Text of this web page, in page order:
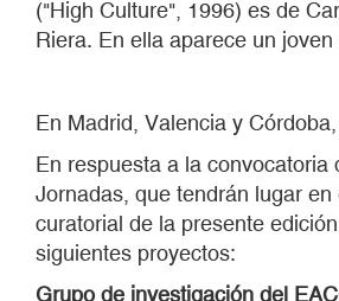
("High Culture", 1996) es de
Riera. En ella aparece un
En Madrid, Valencia y
En respuesta a la
Jornadas, que tendrán lugar
curatorial de la presente
siguientes proyectos:
Grupo de investigación del